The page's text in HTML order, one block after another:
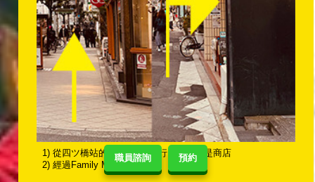
職員諮詢 預約
1) 從四ツ橋站的6號出口，直行，右邊就是商店
2) 經過Family Mart後向右轉